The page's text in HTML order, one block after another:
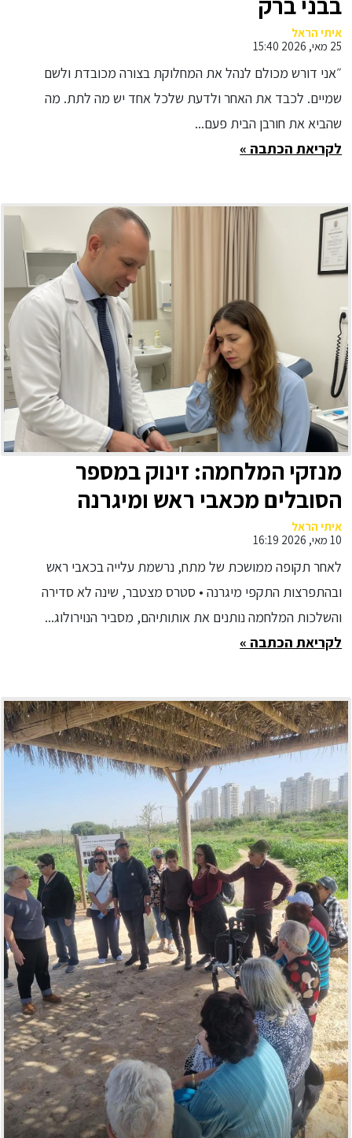
איתי הראל
25 מאי, 2026 15:40
״אני דורש מכולם לנהל את המחלוקת בצורה מכובדת ולשם
שמיים. לכבד את האחר ולדעת שלכל אחד יש מה לתת. מה
שהביא את חורבן הבית פעם...
לקריאת הכתבה »
מנזקי המלחמה: זינוק במספר
הסובלים מכאבי ראש ומיגרנה
איתי הראל
10 מאי, 2026 16:19
לאחר תקופה ממושכת של מתח, נרשמת עלייה בכאבי ראש
ובהתפרצות התקפי מיגרנה • סטרס מצטבר, שינה לא סדירה
והשלכות המלחמה נותנים את אותותיהם, מסביר הנוירולוג...
לקריאת הכתבה »